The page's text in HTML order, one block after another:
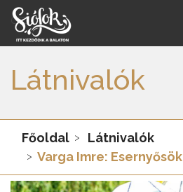
Látnivalók
Főoldal
Látnivalók
Varga Imre: Esernyősök